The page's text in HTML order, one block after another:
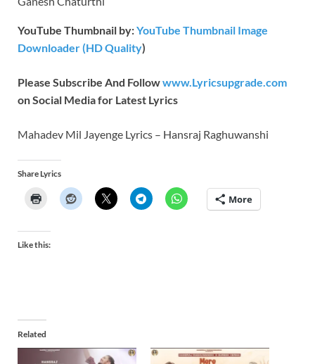
YouTube Thumbnail by:YouTube Thumbnail Image
Downloader (HD Quality)
Please Subscribe And Followwww.Lyricsupgrade.com
on Social Media for Latest Lyrics
Mahadev Mil Jayenge Lyrics – Hansraj Raghuwanshi
Share Lyrics
More
Like this:
Related